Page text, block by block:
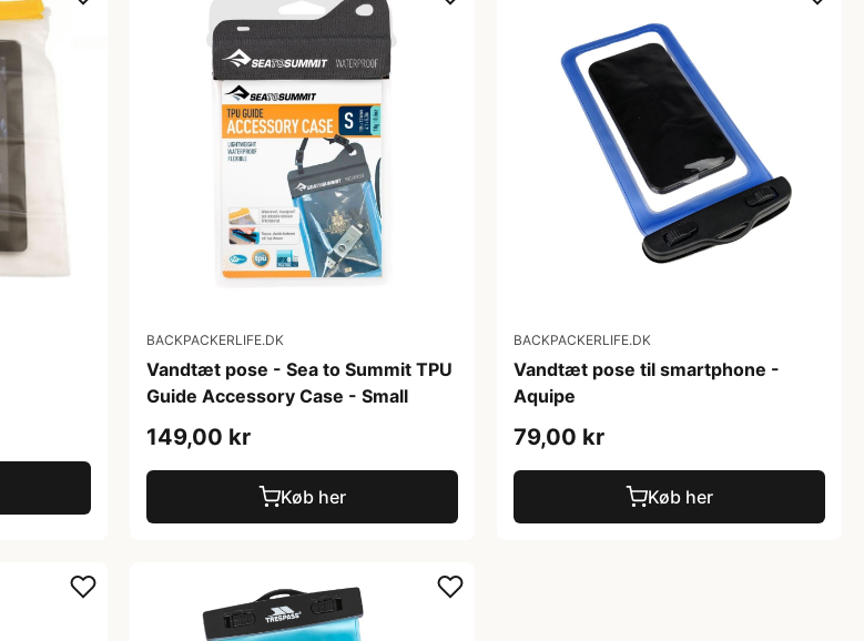
BACKPACKERLIFE.DK
Vandtæt pose - Sea to Summit TPU
Guide Accessory Case - Small
149,00 kr
Køb her
BACKPACKERLIFE.DK
Vandtæt pose til smartphone -
Aquipe
79,00 kr
Køb her